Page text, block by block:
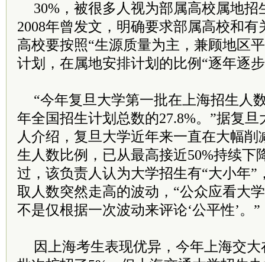
30%，被很多人视为部属高校属地招
2008年曾发文，明确要求部属高校和
高校要按照“生源质量为主，兼顾地区
计划，在属地安排计划的比例“逐年逐
“今年复旦大学第一批在上海招生人
年全国招生计划总数的27.8%。”据复
人介绍，复旦大学近年来一直在大幅
生人数比例，已从最高接近50%持续下
过，该负责人认为大学招生有“大小年”
取人数突然走高的波动，“公众应看大
不是仅根据一次波动来评论‘公平性’。”
因上海考生表现优异，今年上海交